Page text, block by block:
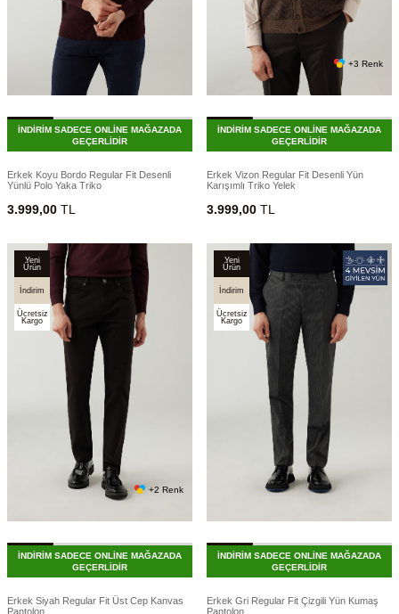
İNDİRİM SADECE ONLİNE MAĞAZADA
GEÇERLİDİR
Erkek Koyu Bordo Regular Fit Desenli
Yünlü Polo Yaka Triko
3.999,00 TL
+3 Renk
İNDİRİM SADECE ONLİNE MAĞAZADA
GEÇERLİDİR
Erkek Vizon Regular Fit Desenli Yün
Karışımlı Triko Yelek
3.999,00 TL
Yeni
Ürün
İndirim
Ücretsiz
Kargo
+2 Renk
İNDİRİM SADECE ONLİNE MAĞAZADA
GEÇERLİDİR
Erkek Siyah Regular Fit Üst Cep Kanvas
Pantolon
Yeni
Ürün
İndirim
Ücretsiz
Kargo
İNDİRİM SADECE ONLİNE MAĞAZADA
GEÇERLİDİR
Erkek Gri Regular Fit Çizgili Yün Kumaş
Pantolon